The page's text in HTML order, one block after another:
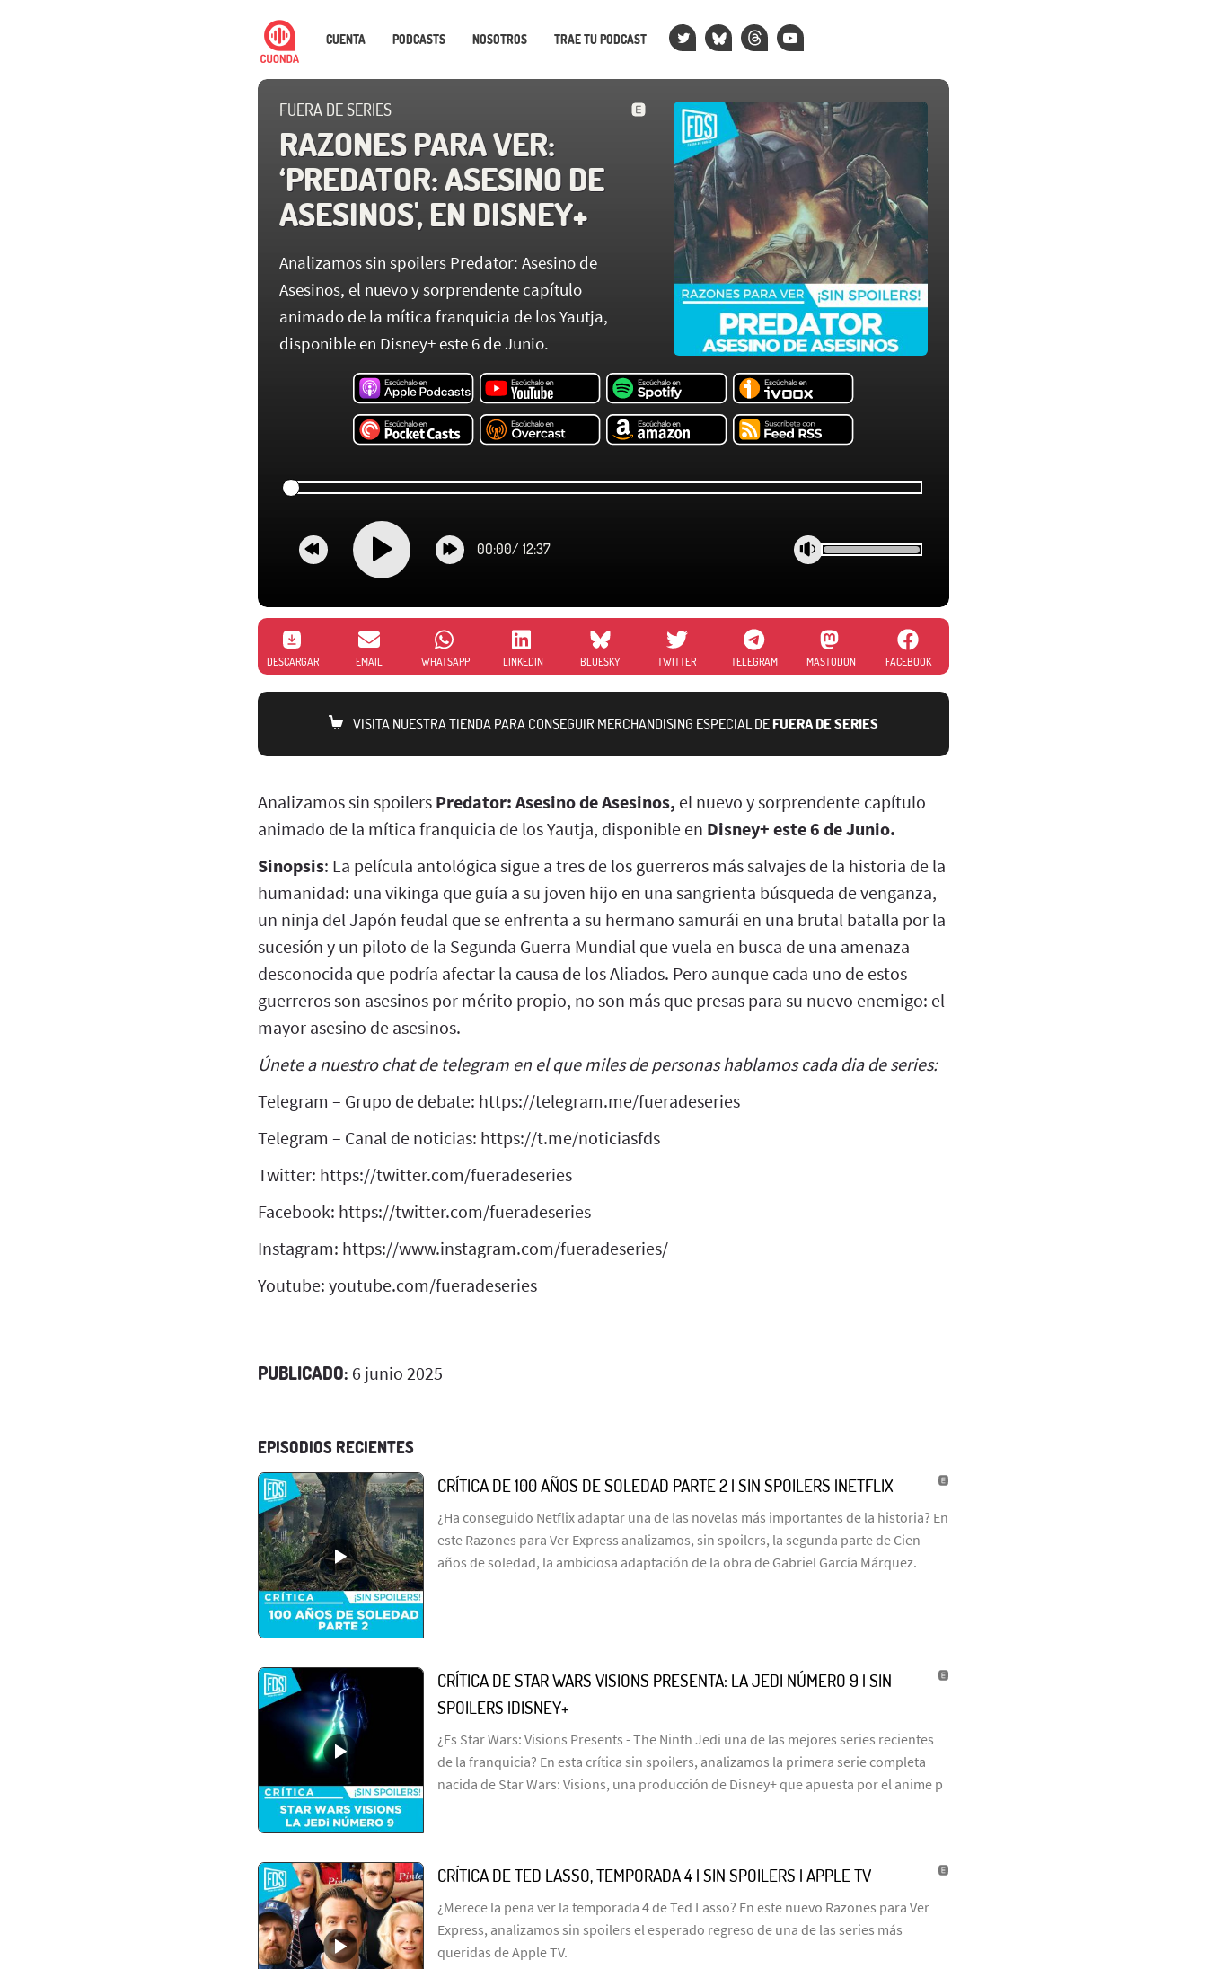
CUENTA PODCASTS NOSOTROS TRAE TU PODCAST
FUERA DE SERIES
RAZONES PARA VER:
‘PREDATOR: ASESINO DE
ASESINOS', EN DISNEY+
Analizamos sin spoilers Predator: Asesino de
Asesinos, el nuevo y sorprendente capítulo
animado de la mítica franquicia de los Yautja,
disponible en Disney+ este 6 de Junio.
00:00/ 12:37
DESCARGAR EMAIL WHATSAPP LINKEDIN BLUESKY TWITTER TELEGRAM MASTODON FACEBOOK
VISITA NUESTRA TIENDA PARA CONSEGUIR MERCHANDISING ESPECIAL DEFUERA DE SERIES
Analizamos sin spoilers Predator: Asesino de Asesinos, el nuevo y sorprendente capítulo
animado de la mítica franquicia de los Yautja, disponible en Disney+ este 6 de Junio.
Sinopsis: La película antológica sigue a tres de los guerreros más salvajes de la historia de la
humanidad: una vikinga que guía a su joven hijo en una sangrienta búsqueda de venganza,
un ninja del Japón feudal que se enfrenta a su hermano samurái en una brutal batalla por la
sucesión y un piloto de la Segunda Guerra Mundial que vuela en busca de una amenaza
desconocida que podría afectar la causa de los Aliados. Pero aunque cada uno de estos
guerreros son asesinos por mérito propio, no son más que presas para su nuevo enemigo: el
mayor asesino de asesinos.
Únete a nuestro chat de telegram en el que miles de personas hablamos cada dia de series:
Telegram – Grupo de debate: https://telegram.me/fueradeseries
Telegram – Canal de noticias: https://t.me/noticiasfds
Twitter: https://twitter.com/fueradeseries
Facebook: https://twitter.com/fueradeseries
Instagram: https://www.instagram.com/fueradeseries/
Youtube: youtube.com/fueradeseries
PUBLICADO: 6 junio 2025
EPISODIOS RECIENTES
CRÍTICA DE 100 AÑOS DE SOLEDAD PARTE 2 | SIN SPOILERS |NETFLIX
¿Ha conseguido Netflix adaptar una de las novelas más importantes de la historia? En
este Razones para Ver Express analizamos, sin spoilers, la segunda parte de Cien
años de soledad, la ambiciosa adaptación de la obra de Gabriel García Márquez.
CRÍTICA DE STAR WARS VISIONS PRESENTA: LA JEDI NÚMERO 9 | SIN
SPOILERS |DISNEY+
¿Es Star Wars: Visions Presents - The Ninth Jedi una de las mejores series recientes
de la franquicia? En esta crítica sin spoilers, analizamos la primera serie completa
nacida de Star Wars: Visions, una producción de Disney+ que apuesta por el anime p
CRÍTICA DE TED LASSO, TEMPORADA 4 | SIN SPOILERS | APPLE TV
¿Merece la pena ver la temporada 4 de Ted Lasso? En este nuevo Razones para Ver
Express, analizamos sin spoilers el esperado regreso de una de las series más
queridas de Apple TV.